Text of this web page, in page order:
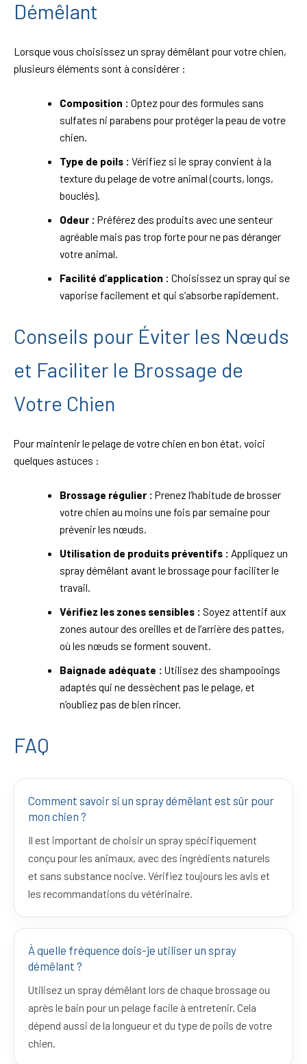
Démêlant
Lorsque vous choisissez un spray démêlant pour votre chien,
plusieurs éléments sont à considérer :
Composition : Optez pour des formules sans
sulfates ni parabens pour protéger la peau de votre
chien.
Type de poils : Vérifiez si le spray convient à la
texture du pelage de votre animal (courts, longs,
bouclés).
Odeur : Préférez des produits avec une senteur
agréable mais pas trop forte pour ne pas déranger
votre animal.
Facilité d’application : Choisissez un spray qui se
vaporise facilement et qui s’absorbe rapidement.
Conseils pour Éviter les Nœuds
et Faciliter le Brossage de
Votre Chien
Pour maintenir le pelage de votre chien en bon état, voici
quelques astuces :
Brossage régulier : Prenez l’habitude de brosser
votre chien au moins une fois par semaine pour
prévenir les nœuds.
Utilisation de produits préventifs : Appliquez un
spray démêlant avant le brossage pour faciliter le
travail.
Vérifiez les zones sensibles : Soyez attentif aux
zones autour des oreilles et de l’arrière des pattes,
où les nœuds se forment souvent.
Baignade adéquate : Utilisez des shampooings
adaptés qui ne dessèchent pas le pelage, et
n’oubliez pas de bien rincer.
FAQ
Comment savoir si un spray démêlant est sûr pour
mon chien ?
Il est important de choisir un spray spécifiquement
conçu pour les animaux, avec des ingrédients naturels
et sans substance nocive. Vérifiez toujours les avis et
les recommandations du vétérinaire.
À quelle fréquence dois-je utiliser un spray
démêlant ?
Utilisez un spray démêlant lors de chaque brossage ou
après le bain pour un pelage facile à entretenir. Cela
dépend aussi de la longueur et du type de poils de votre
chien.